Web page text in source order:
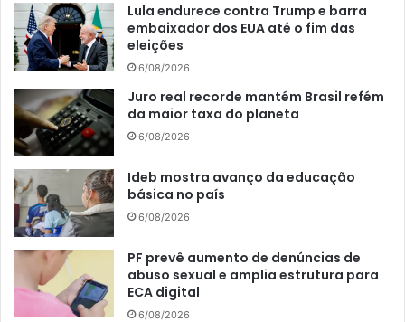
Lula endurece contra Trump e barra
embaixador dos EUA até o fim das
eleições
6/08/2026
Juro real recorde mantém Brasil refém
da maior taxa do planeta
6/08/2026
Ideb mostra avanço da educação
básica no país
6/08/2026
PF prevê aumento de denúncias de
abuso sexual e amplia estrutura para
ECA digital
6/08/2026